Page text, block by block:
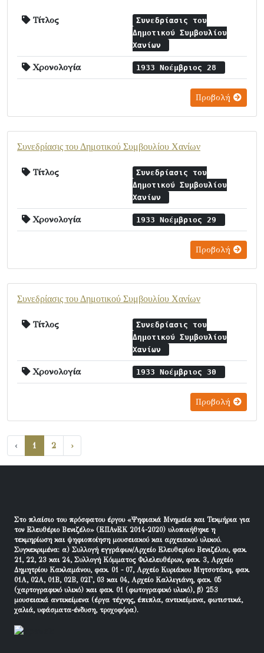
Τίτλος
Συνεδρίασις του
Δημοτικού Συμβουλίου
Χανίων
Χρονολογία 1933 Νοέμβριος 28
Προβολή
Συνεδρίασις του Δημοτικού Συμβουλίου Χανίων
Τίτλος
Συνεδρίασις του
Δημοτικού Συμβουλίου
Χανίων
Χρονολογία 1933 Νοέμβριος 29
Προβολή
Συνεδρίασις του Δημοτικού Συμβουλίου Χανίων
Τίτλος
Συνεδρίασις του
Δημοτικού Συμβουλίου
Χανίων
Χρονολογία 1933 Νοέμβριος 30
Προβολή
‹ 1 2 ›
Στο πλαίσιο του πρόσφατου έργου «Ψηφιακά Μνημεία και Τεκμήρια για
τον Ελευθέριο Βενιζέλο» (ΕΠΑνΕΚ 2014-2020) υλοποιήθηκε η
τεκμηρίωση και ψηφιοποίηση μουσειακού και αρχειακού υλικού.
Συγκεκριμένα: α) Συλλογή εγγράφων/Αρχείο Ελευθερίου Βενιζέλου, φακ.
21, 22, 23 και 24, Συλλογή Κόμματος Φιλελευθέρων, φακ. 3, Αρχείο
Δημητρίου Κακλαμάνου, φακ. 01 - 07, Αρχείο Κυριάκου Μητσοτάκη, φακ.
01Α, 02Α, 01Β, 02Β, 02Γ, 03 και 04, Αρχείο Καλλιγιάνη, φακ. 05
(χαρτογραφικό υλικό) και φακ. 01 (φωτογραφικό υλικό), β) 253
μουσειακά αντικείμενα (έργα τέχνης, έπιπλα, αντικείμενα, φωτιστικά,
χαλιά, υφάσματα-ένδυση, τροχοφόρα).